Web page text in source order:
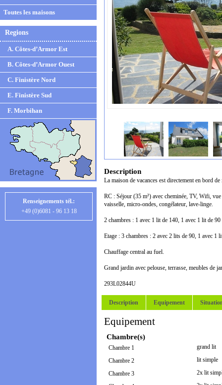
Toutes les maisons
Regions
A. Côtes-d’Armor Est
B. Côtes-d’Armor Ouest
C. Finistère Nord
E. Finistère Sud
F. Morbihan
Renseignements tél.:
+49 (0)6081 - 96 13 18
Description
La maison de vacances est directement en bord
RC : Séjour (35 m²) avec cheminée, TV, Wifi,
vaisselle, micro-ondes, congélateur, lave-linge.
2 chambres : 1 avec 1 lit de 140, 1 avec 1 lit de
Etage : 3 chambres : 2 avec 2 lits de 90, 1 avec 1
Chauffage central au fuel.
Grand jardin avec pelouse, terrasse, meubles de
293L02844U
Description Equipement
Equipement
Chambre(s)
grand lit
Chambre 1
lit simple
Chambre 2
2x lit
Chambre 3